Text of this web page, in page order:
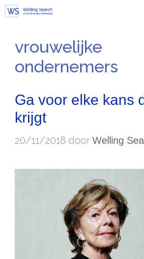
Ga
inhoudvrouwelijke
ondernemers
Ga voor elke kans
krijgt
20/11/2018 door Welling